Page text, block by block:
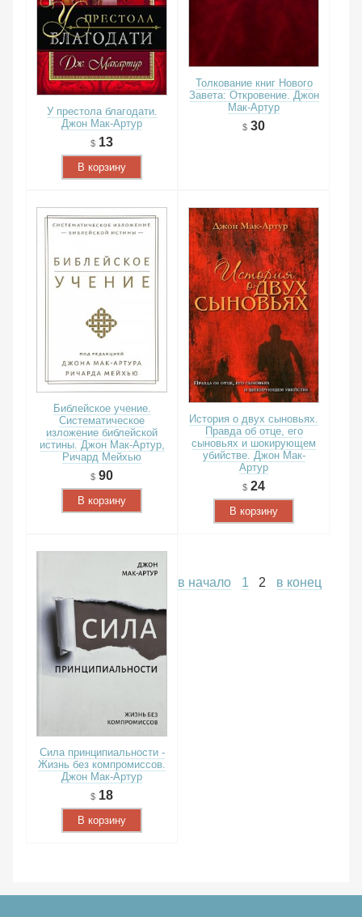
У престола благодати.
Джон Мак-Артур
13
В корзину
Толкование книг Нового
Завета: Откровение. Джон
Мак-Артур
30
Библейское учение.
Систематическое
изложение библейской
истины. Джон Мак-Артур,
Ричард Мейхью
90
В корзину
История о двух сыновьях.
Правда об отце, его
сыновьях и шокирующем
убийстве. Джон Мак-
Артур
24
В корзину
Сила принципиальности -
Жизнь без компромиссов.
Джон Мак-Артур
18
В корзину
в начало 1 2 в конец